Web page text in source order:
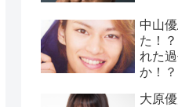
中山
た！
れた
か！？
大原